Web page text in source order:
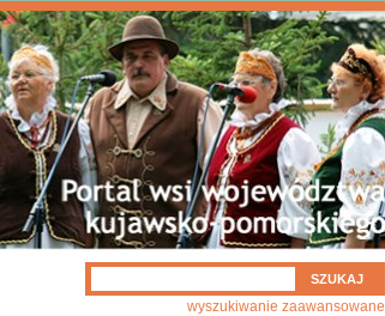
wyszukiwanie zaawansowane